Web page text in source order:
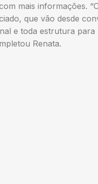
mais informações.
que vão desde
e toda estrutura para
Renata.